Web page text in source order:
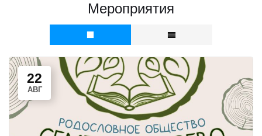
Мероприятия
22
АВГ